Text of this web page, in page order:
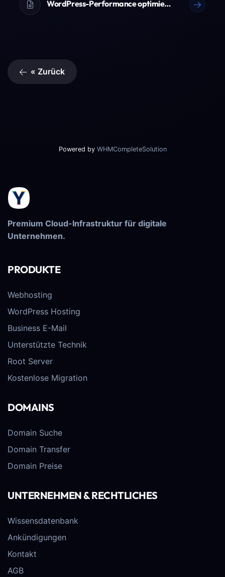
WordPress-Performance optimieren
« Zurück
Powered by WHMCompleteSolution
Premium Cloud-Infrastruktur für digitale
Unternehmen.
PRODUKTE
Webhosting
WordPress Hosting
Business E-Mail
Unterstützte Technik
Root Server
Kostenlose Migration
DOMAINS
Domain Suche
Domain Transfer
Domain Preise
UNTERNEHMEN & RECHTLICHES
Wissensdatenbank
Ankündigungen
Kontakt
AGB